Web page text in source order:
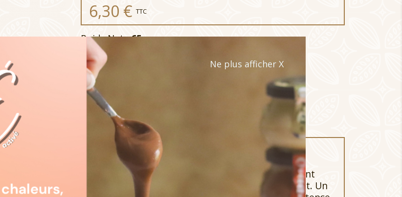
6,30 € TTC
Poids Net :65g
Type de chocolat :
Teneur en cacao :
Quantité
Rupture de stock
Livraison :
Un moulage au chocolat au lait subtilement
doux avec un arôme dominant de cacao et de lait. Un
Ne plus afficher X